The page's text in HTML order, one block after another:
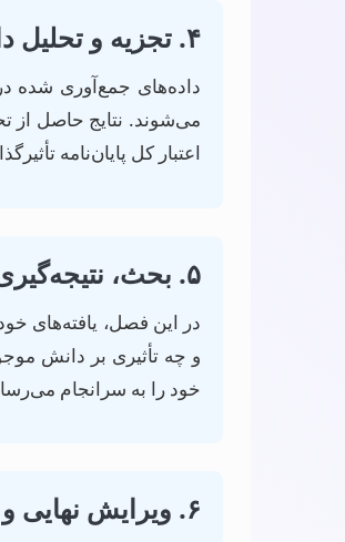
۴. تجزیه و تحلیل داده‌ها و یافته‌ها
می‌شوند. نتایج حاصل از
اعتبار کل پایان‌نامه
۵. بحث، نتیجه‌گیری و پیشنهادات
در این فصل، یافته‌های
و چه تأثیری بر دانش
خود را به سرانجام
۶. ویرایش نهایی و آماده‌سازی برای دفاع